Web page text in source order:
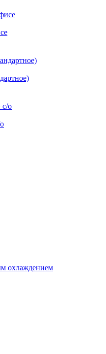
охлаждением